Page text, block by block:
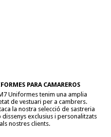
PARA CAMAREROS
Uniformes tenim una amplia
de vestuari per a cambrers.
la nostra selecció de sastreria
dissenys exclusius i personalitzats
nostres clients.